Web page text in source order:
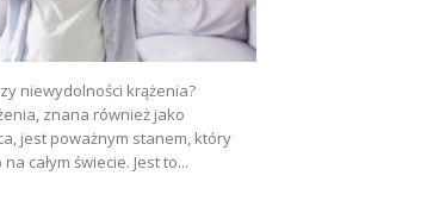
niewydolności krążenia?
znana również jako
jest poważnym stanem, który
całym świecie. Jest to...